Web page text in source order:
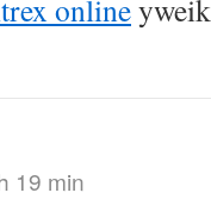
online
19 min